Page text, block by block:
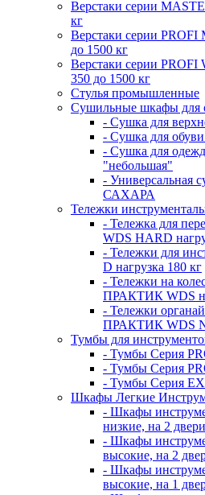
Верстаки серии
кг
Верстаки серии PROFI
до 1500 кг
Верстаки серии PROFI
350 до 1500 кг
Стулья промышленные
Сушильные шкафы для
- Сушка для
- Сушка для
- Сушка для
"небольшая"
- Универсальная
САХАРА
Тележки
- Тележка для
WDS HARD
- Тележки для
D нагрузка 180 кг
- Тележки на
ПРАКТИК WDS
- Тележки
ПРАКТИК WDS
Тумбы для
- Тумбы Серия
- Тумбы Серия
- Тумбы Серия
Шкафы Легкие
- Шкафы
низкие, на 2 двери
- Шкафы
высокие, на 2
- Шкафы
высокие, на 1